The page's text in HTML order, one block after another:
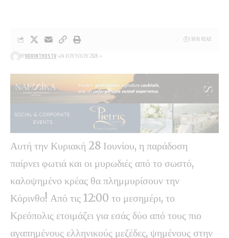
BYKORINTHOSTV 24 ΙΟΥΝΊΟΥ 2026
1 MIN READ
Αυτή την Κυριακή 28 Ιουνίου, η παράδοση
παίρνει φωτιά και οι μυρωδιές από το σωστό,
καλοψημένο κρέας θα πλημμυρίσουν την
Κόρινθο! Από τις 12:00 το μεσημέρι, το
Κρεόπολις ετοιμάζει για εσάς δύο από τους πιο
αγαπημένους ελληνικούς μεζέδες, ψημένους στην